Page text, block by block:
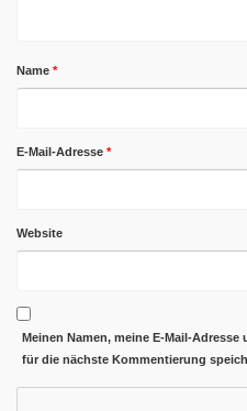
Name *
E-Mail-Adresse *
Website
Meinen Namen, meine E-Mail-
für die nächste Kommentierung